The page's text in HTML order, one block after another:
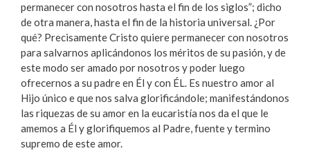
permanecer con nosotros hasta el fin de los siglos”; dicho
de otra manera, hasta el fin de la historia universal. ¿Por
qué? Precisamente Cristo quiere permanecer con nosotros
para salvarnos aplicándonos los méritos de su pasión, y de
este modo ser amado por nosotros y poder luego
ofrecernos a su padre en Él y con ÉL. Es nuestro amor al
Hijo único e que nos salva glorificándole; manifestándonos
las riquezas de su amor en la eucaristía nos da el que le
amemos a Él y glorifiquemos al Padre, fuente y termino
supremo de este amor.